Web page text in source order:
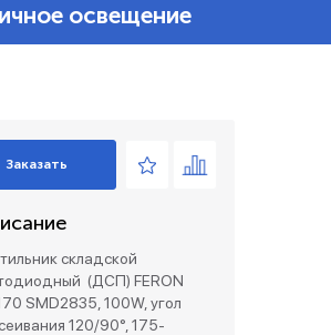
освещение
Заказать
складской
(ДСП) FERON
SMD2835, 100W, угол
120/90°, 175-